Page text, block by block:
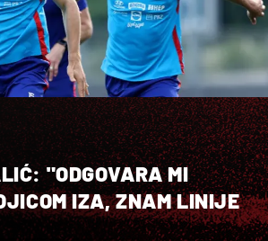
"ODGOVARA MI
IZA, ZNAM LINIJE